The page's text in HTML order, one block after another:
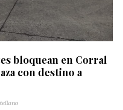
bloquean en Corral
con destino a